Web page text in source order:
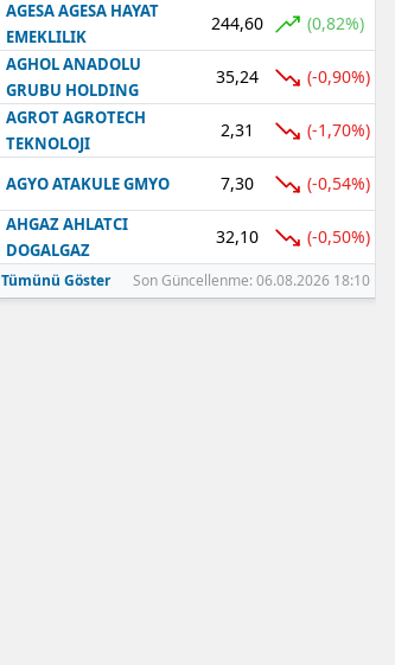
AGESA AGESA HAYAT
EMEKLILIK
244,60 (0,82%)
AGHOL ANADOLU
GRUBU HOLDING
35,24 (-0,90%)
AGROT AGROTECH
TEKNOLOJI
2,31 (-1,70%)
AGYO ATAKULE GMYO 7,30 (-0,54%)
AHGAZ AHLATCI
DOGALGAZ
32,10 (-0,50%)
Tümünü Göster Son Güncellenme: 06.08.2026 18:10